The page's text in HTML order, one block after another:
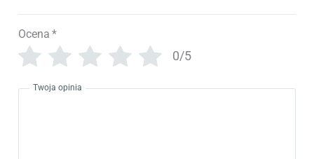
Ocena *
0/5
Twoja opinia